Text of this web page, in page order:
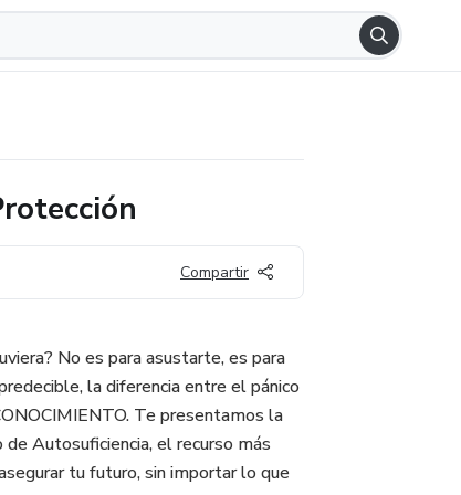
Compartir
No es para asustarte, es para
la diferencia entre el pánico
Te presentamos la
Autosuficiencia, el recurso más
tu futuro, sin importar lo que